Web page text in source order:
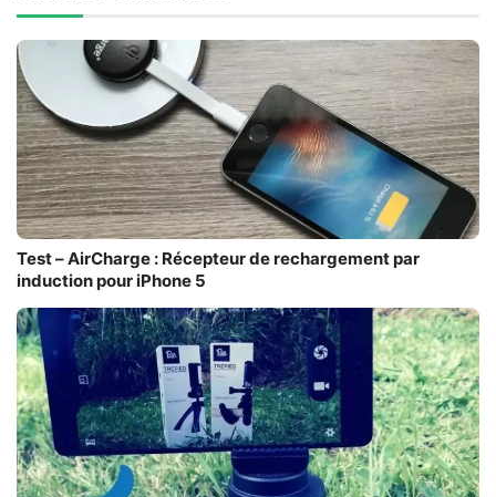
Test – AirCharge : Récepteur de rechargement par
induction pour iPhone 5